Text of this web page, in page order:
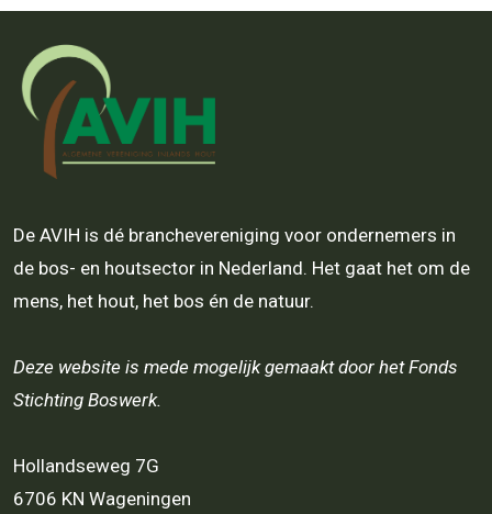
De AVIH is dé branchevereniging voor ondernemers in
de bos- en houtsector in Nederland. Het gaat het om de
mens, het hout, het bos én de natuur.
Deze website is mede mogelijk gemaakt door het Fonds
Stichting Boswerk.
Hollandseweg 7G
6706 KN Wageningen